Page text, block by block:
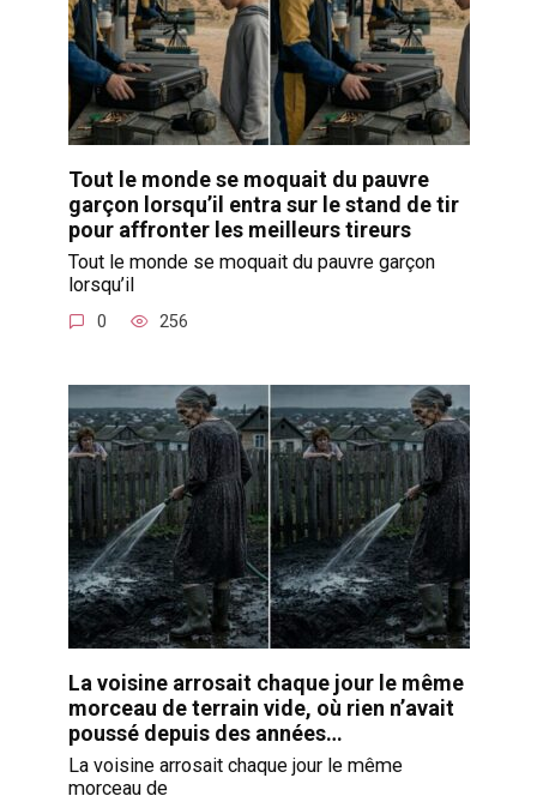
Tout le monde se moquait du pauvre
garçon lorsqu’il entra sur le stand de tir
pour affronter les meilleurs tireurs
Tout le monde se moquait du pauvre garçon
lorsqu’il
0 256
La voisine arrosait chaque jour le même
morceau de terrain vide, où rien n’avait
poussé depuis des années…
La voisine arrosait chaque jour le même
morceau de